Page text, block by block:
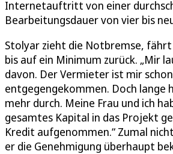
Internetauftritt von einer
Bearbeitungsdauer von vier bis
Stolyar zieht die Notbremse,
bis auf ein Minimum zurück. „Mir
davon. Der Vermieter ist mir schon
entgegengekommen. Doch lange
mehr durch. Meine Frau und ich
gesamtes Kapital in das Projekt
Kredit aufgenommen.“ Zumal
er die Genehmigung überhaupt